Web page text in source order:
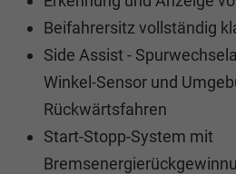
Beifahrersitz vollständig
Side Assist -
Winkel-Sensor und
Rückwärtsfahren
Start-Stopp-System mit